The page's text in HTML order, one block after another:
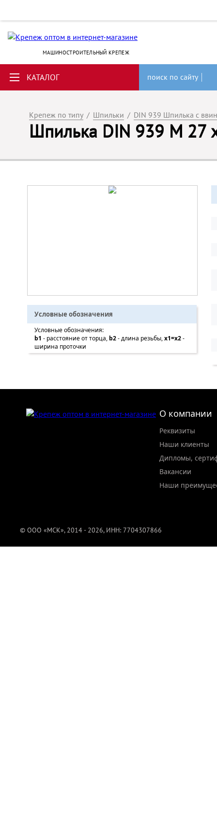
МАШИНОСТРОИТЕЛЬНЫЙ КРЕПЕЖ
КАТАЛОГ поиск по сайту
Крепеж по типу / Шпильки / DIN 939 Шпилька с
Шпилька DIN 939 M 27
Условные обозначения
Условные обозначения:
b1 - расстояние от торца, b2- длина резьбы,x1=x2-
ширина проточки
О компании
Реквизиты
Наши клиенты
Дипломы,
Вакансии
Наши
© ООО «МСК», 2014 - 2026, ИНН: 7704307866